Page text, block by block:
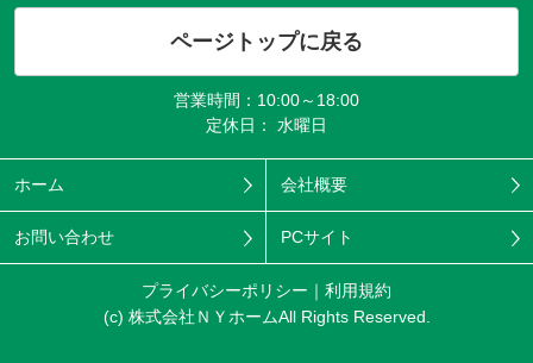
ページトップに戻る
営業時間：10:00～18:00
定休日： 水曜日
ホーム 会社概要
お問い合わせ PCサイト
プライバシーポリシー
利用規約
(c) 株式会社ＮＹホームAll Rights Reserved.